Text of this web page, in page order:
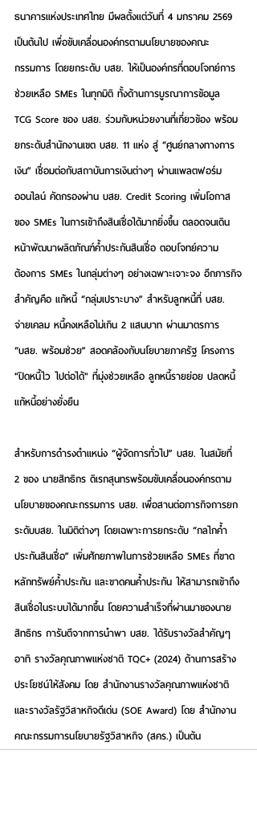
ธนาคารแห่งประเทศไทย มีผลตั้งแต่วันที่ 4 มกราคม 2569
เป็นต้นไป เพื่อขับเคลื่อนองค์กรตามนโยบายของคณะ
กรรมการ โดยยกระดับ บสย. ให้เป็นองค์กรที่ตอบโจทย์การ
ช่วยเหลือ SMEs ในทุกมิติ ทั้งด้านการบูรณาการข้อมูล
TCG Score ของ บสย. ร่วมกับหน่วยงานที่เกี่ยวข้อง พร้อม
ยกระดับสำนักงานเขต บสย. 11 แห่ง สู่ “ศูนย์กลางทางการ
เงิน” เชื่อมต่อกับสถาบันการเงินต่างๆ ผ่านแพลตฟอร์ม
ออนไลน์ คัดกรองผ่าน บสย. Credit Scoring เพิ่มโอกาส
ของ SMEs ในการเข้าถึงสินเชื่อได้มากยิ่งขึ้น ตลอดจนเดิน
หน้าพัฒนาผลิตภัณฑ์ค้ำประกันสินเชื่อ ตอบโจทย์ความ
ต้องการ SMEs ในกลุ่มต่างๆ อย่างเฉพาะเจาะจง อีกภารกิจ
สำคัญคือ แก้หนี้ “กลุ่มเปราะบาง” สำหรับลูกหนี้ที่ บสย.
จ่ายเคลม หนี้คงเหลือไม่เกิน 2 แสนบาท ผ่านมาตรการ
“บสย. พร้อมช่วย” สอดคล้องกับนโยบายภาครัฐ โครงการ
"ปิดหนี้ไว ไปต่อได้" ที่มุ่งช่วยเหลือ ลูกหนี้รายย่อย ปลดหนี้
แก้หนี้อย่างยั่งยืน
สำหรับการดำรงตำแหน่ง “ผู้จัดการทั่วไป” บสย. ในสมัยที่
2 ของ นายสิทธิกร ดิเรกสุนทรพร้อมขับเคลื่อนองค์กรตาม
นโยบายของคณะกรรมการ บสย. เพื่อสานต่อภารกิจการยก
ระดับบสย. ในมิติต่างๆ โดยเฉพาะการยกระดับ “กลไกค้ำ
ประกันสินเชื่อ” เพิ่มศักยภาพในการช่วยเหลือ SMEs ที่ขาด
หลักทรัพย์ค้ำประกัน และขาดคนค้ำประกัน ให้สามารถเข้าถึง
สินเชื่อในระบบได้มากขึ้น โดยความสำเร็จที่ผ่านมาของนาย
สิทธิกร การันตีจากการนำพา บสย. ได้รับรางวัลสำคัญๆ
อาทิ รางวัลคุณภาพแห่งชาติ TQC+ (2024) ด้านการสร้าง
ประโยชน์ให้สังคม โดย สำนักงานรางวัลคุณภาพแห่งชาติ
และรางวัลรัฐวิสาหกิจดีเด่น (SOE Award) โดย สำนักงาน
คณะกรรมการนโยบายรัฐวิสาหกิจ (สคร.) เป็นต้น